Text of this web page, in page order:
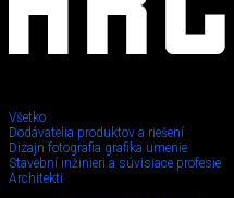
Všetko
Dodávatelia produktov a riešení
Dizajn fotografia grafika umenie
Stavební inžinieri a súvisiace profesie
Architekti